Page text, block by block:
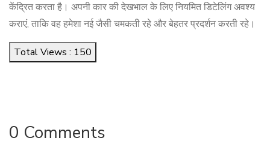
केंद्रित करता है। अपनी कार की देखभाल के लिए नियमित डिटेलिंग अवश्य
कराएं, ताकि वह हमेशा नई जैसी चमकती रहे और बेहतर प्रदर्शन करती रहे।
Total Views : 150
0 Comments